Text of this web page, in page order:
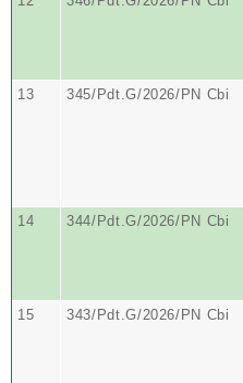
13 345/Pdt.G/2026/PN Cbi
14 344/Pdt.G/2026/PN Cbi
15 343/Pdt.G/2026/PN Cbi